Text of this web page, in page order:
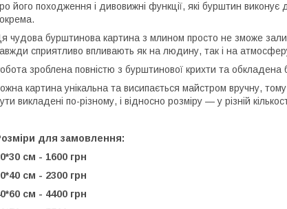
його походження і дивовижні функції, які бурштин
чудова бурштинова картина з млином просто не зможе
сприятливо впливають як на людину, так і на
зроблена повністю з бурштинової крихти та обкладена
картина унікальна та висипається майстром вручну,
викладені по-різному, і відносно розміру — у різній
для замовлення:
см - 1600 грн
см - 2300 грн
см - 4400 грн